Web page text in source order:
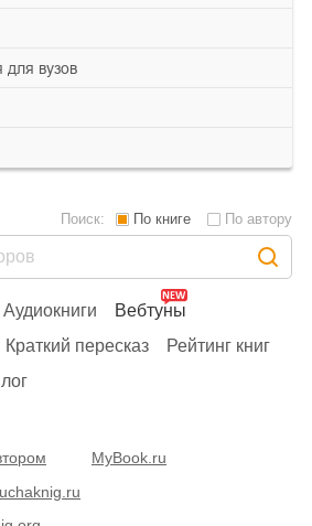
для вузов
Аудиокниги
Вебтуны
Краткий пересказ
Рейтинг книг
Поиск: По книге По автору
MyBook.ru